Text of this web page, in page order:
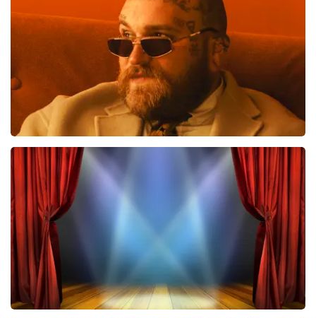
laatste 30 minuten
BESTEL NU
Teddy Swims
433 laatste 30 minuten
BESTEL NU